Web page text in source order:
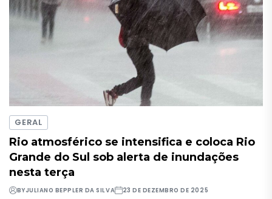
GERAL
Rio atmosférico se intensifica e coloca Rio
Grande do Sul sob alerta de inundações
nesta terça
BYJULIANO BEPPLER DA SILVA 23 DE DEZEMBRO DE 2025